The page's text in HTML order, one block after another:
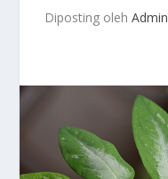
Diposting oleh Admin